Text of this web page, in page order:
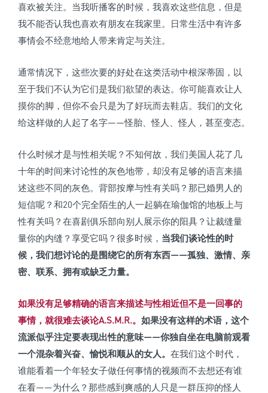
喜欢被关注。当我听播客的时候，我喜欢这些信息，但是
我不能否认我也喜欢有朋友在我家里。日常生活中有许多
事情会不经意地给人带来肯定与关注。
通常情况下，这些次要的好处在这类活动中根深蒂固，以
至于我们不认为它们是我们欲望的表达。你可能喜欢让人
摸你的脚，但你不会只是为了好玩而去鞋店。我们的文化
给这样做的人起了名字——怪胎、怪人、怪人，甚至变态。
什么时候才是与性相关呢？不知何故，我们美国人花了几
十年的时间来讨论性的灰色地带，却没有足够的语言来描
述这些不同的灰色。背部按摩与性有关吗？那已婚男人的
短信呢？和20个完全陌生的人一起躺在瑜伽馆的地板上与
性有关吗？在喜剧俱乐部向别人展示你的阳具？让裁缝量
量你的内缝？享受它吗？很多时候， 当我们谈论性的时
候，我们想讨论的是围绕它的所有东西——孤独、激情、亲
密、联系、拥有或缺乏力量。
如果没有足够精确的语言来描述与性相近但不是一回事的
事情，就很难去谈论A.S.M.R.。 如果没有这样的术语，这个
流派似乎注定要表现出性的意味——你独自坐在电脑前观看
一个混杂着兴奋、愉悦和顺从的女人。 在我们这个时代，
谁能看着一个年轻女子做任何事情的视频而不去想还有谁
在看——为什么？那些感到爽感的人只是一群压抑的怪人